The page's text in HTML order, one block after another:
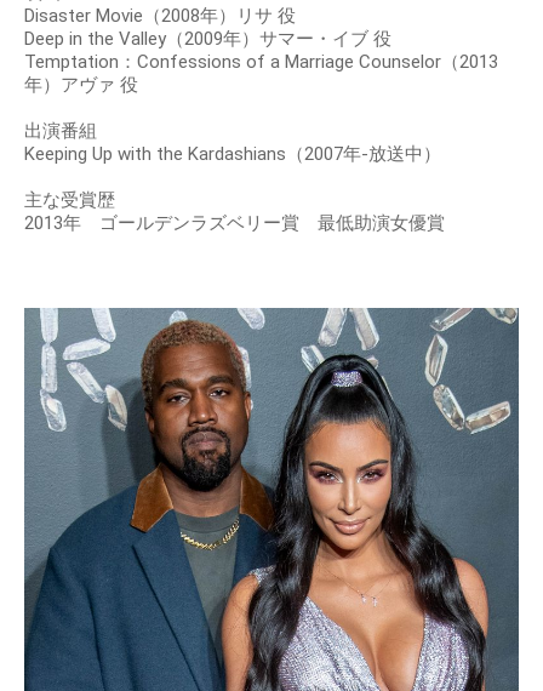
Disaster Movie（2008年）リサ 役
Deep in the Valley（2009年）サマー・イブ 役
Temptation：Confessions of a Marriage Counselor（2013
年）アヴァ 役
出演番組
Keeping Up with the Kardashians（2007年-放送中）
主な受賞歴
2013年 ゴールデンラズベリー賞 最低助演女優賞